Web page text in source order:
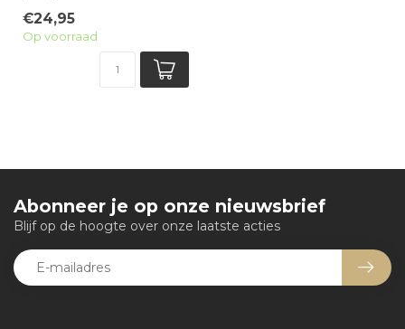
16,5x16,5x24cm
€24,95
Op voorraad
Abonneer je op onze nieuwsbrief
Blijf op de hoogte over onze laatste acties